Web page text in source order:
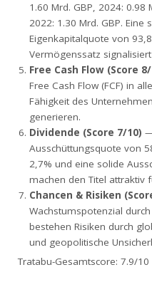
1.60 Mrd. GBP, 2024: 0.98
2022: 1.30 Mrd. GBP.
Eigenkapitalquote von
Vermögenssatz
Free Cash Flow (Score
Free Cash Flow (FCF) in
Fähigkeit des
generieren.
Dividende (Score 7/10)
Ausschüttungsquote von
2,7% und eine solide
machen den Titel attraktiv
Chancen & Risiken
Wachstumspotenzial
bestehen Risiken durch
und geopolitische
Tratabu-Gesamtscore: 7.9/10